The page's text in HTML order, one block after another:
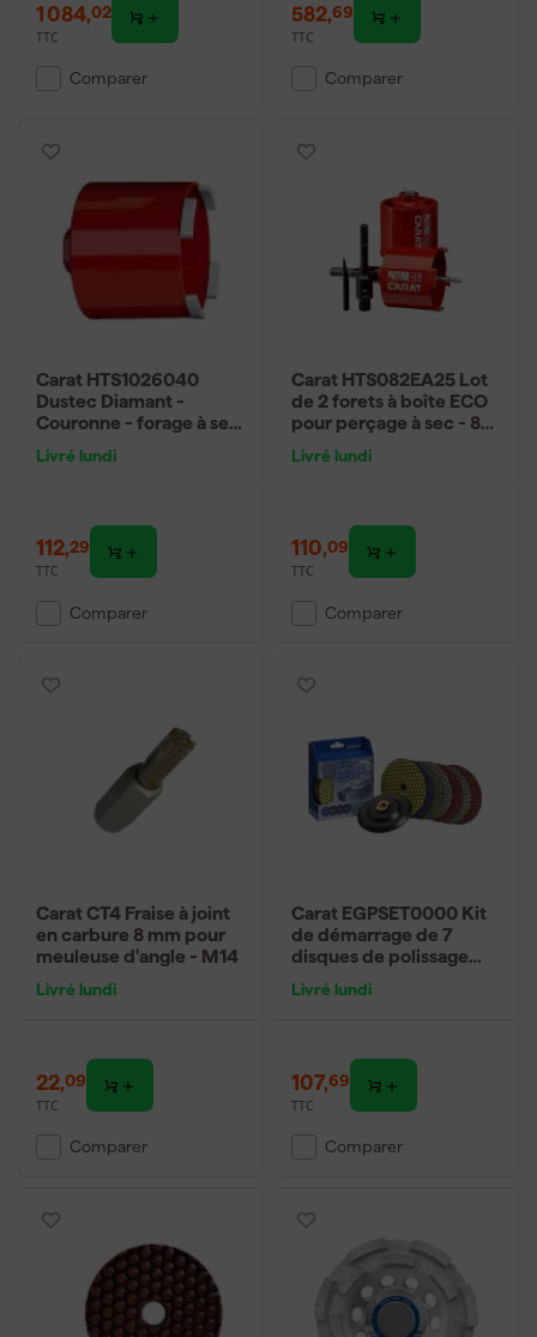
1 084,02
TTC
Comparer
582,69
TTC
Comparer
Carat HTS1026040
Dustec Diamant -
Couronne - forage à sec
matériaux abrasifs - 102
Livré lundi
112,29
TTC
Comparer
Carat HTS082EA25 Lot
de 2 forets à boîte ECO
pour perçage à sec - 82
accessoires inclus
Livré lundi
110,09
TTC
Comparer
Carat CT4 Fraise à joint
en carbure 8 mm pour
meuleuse d'angle - M14
Livré lundi
22,09
TTC
Comparer
Carat EGPSET0000 Kit
de démarrage de 7
disques de polissage
Livré lundi
107,69
TTC
Comparer